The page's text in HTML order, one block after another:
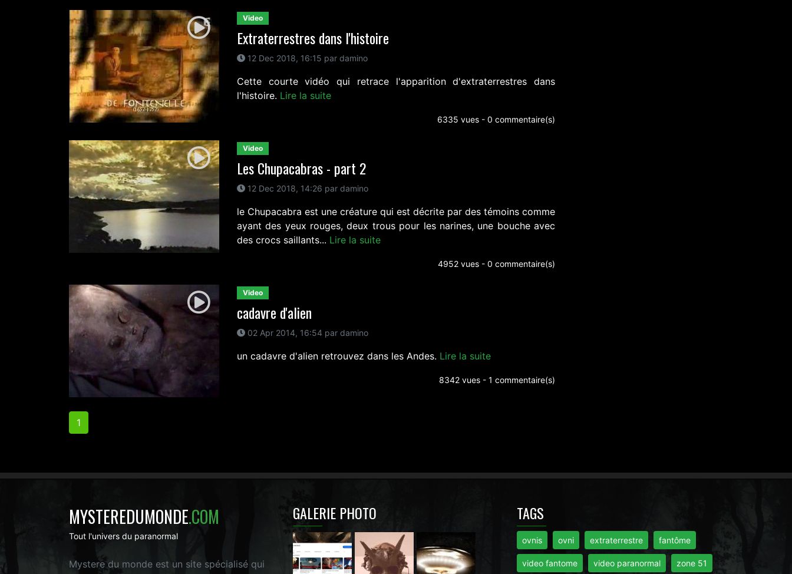
Video
Extraterrestres dans l'histoire
12 Dec 2018, 16:15 par damino
Cette courte vidéo qui retrace l'apparition d'extraterrestres dans
l'histoire. Lire la suite
6335 vues - 0 commentaire(s)
Video
Les Chupacabras - part 2
12 Dec 2018, 14:26 par damino
le Chupacabra est une créature qui est décrite par des témoins comme
ayant des yeux rouges, deux trous pour les narines, une bouche avec
des crocs saillants... Lire la suite
4952 vues - 0 commentaire(s)
Video
cadavre d'alien
02 Apr 2014, 16:54 par damino
un cadavre d'alien retrouvez dans les Andes. Lire la suite
8342 vues - 1 commentaire(s)
1
MYSTEREDUMONDE.COM
Tout l'univers du paranormal
Mystere du monde est un site spécialisé qui
GALERIE PHOTO TAGS
ovnis ovni extraterrestre fantôme
video fantome video paranormal zone 51